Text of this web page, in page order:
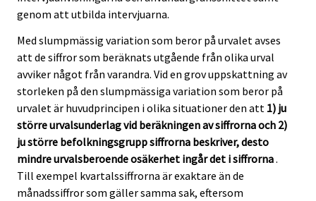
genom att utbilda intervjuarna.
Med slumpmässig variation som beror på urvalet avses
att de siffror som beräknats utgående från olika urval
avviker något från varandra. Vid en grov uppskattning av
storleken på den slumpmässiga variation som beror på
urvalet är huvudprincipen i olika situationer den att 1) ju
större urvalsunderlag vid beräkningen av siffrorna och 2)
ju större befolkningsgrupp siffrorna beskriver, desto
mindre urvalsberoende osäkerhet ingår det i siffrorna.
Till exempel kvartalssiffrorna är exaktare än de
månadssiffror som gäller samma sak, eftersom